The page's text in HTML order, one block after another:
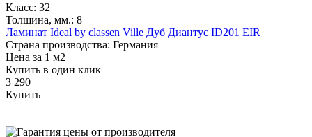
Класс: 32
Толщина, мм.: 8
Ламинат Ideal by classen Ville Дуб Диантус ID201 EIR
Страна производства: Германия
Цена за 1 м2
Купить в один клик
3 290
Купить